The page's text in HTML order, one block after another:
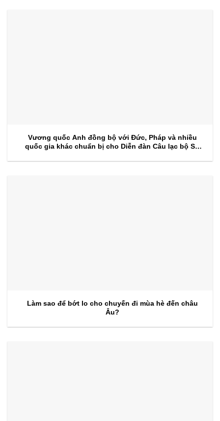
Vương quốc Anh đồng bộ với Đức, Pháp và nhiều
quốc gia khác chuẩn bị cho Diễn đàn Câu lạc bộ Sự
Làm sao để bớt lo cho chuyến đi mùa hè đến châu
Âu?